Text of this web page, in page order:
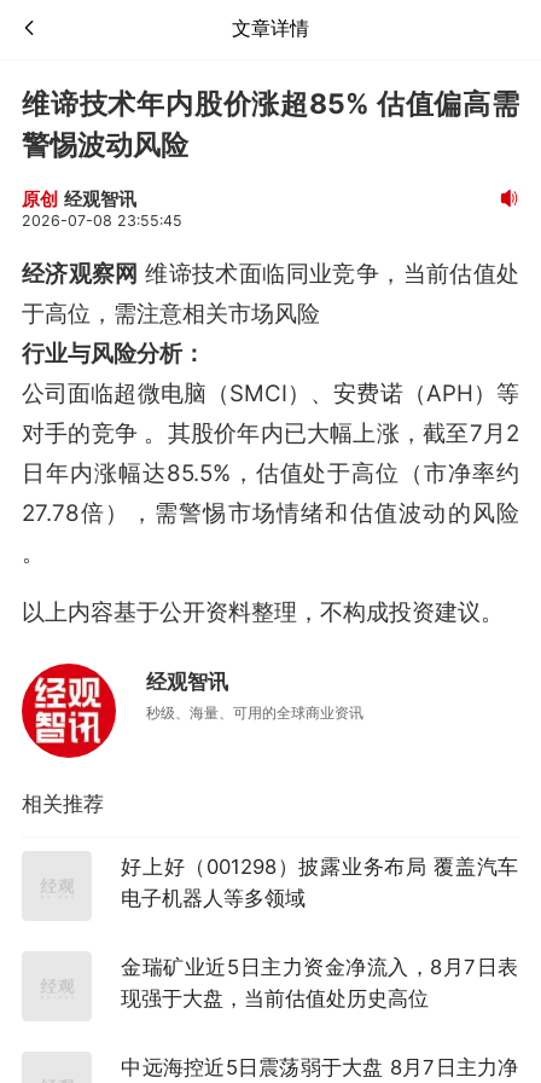
文章详情
维谛技术年内股价涨超85% 估值偏高需
警惕波动风险
原创 经观智讯
2026-07-08 23:55:45
经济观察网 维谛技术面临同业竞争，当前估值处
于高位，需注意相关市场风险
行业与风险分析：
公司面临超微电脑（SMCI）、安费诺（APH）等
对手的竞争 。其股价年内已大幅上涨，截至7月2
日年内涨幅达85.5%，估值处于高位（市净率约
27.78倍），需警惕市场情绪和估值波动的风险
。
以上内容基于公开资料整理，不构成投资建议。
经观智讯
秒级、海量、可用的全球商业资讯
相关推荐
好上好（001298）披露业务布局 覆盖汽车
电子机器人等多领域
金瑞矿业近5日主力资金净流入，8月7日表
现强于大盘，当前估值处历史高位
中远海控近5日震荡弱于大盘 8月7日主力净